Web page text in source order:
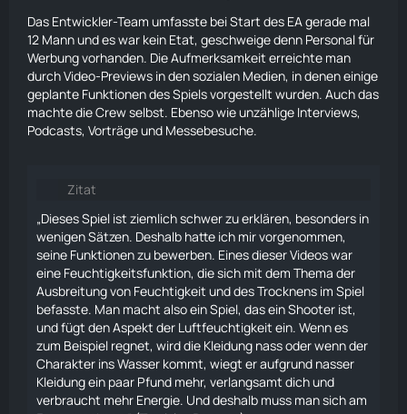
Das Entwickler-Team umfasste bei Start des EA gerade mal
12 Mann und es war kein Etat, geschweige denn Personal für
Werbung vorhanden. DieAufmerksamkeit erreichte man
durch Video-Previews in den sozialen Medien, in denen einige
geplante Funktionen des Spiels vorgestellt wurden. Auch das
machte die Crew selbst. Ebenso wie unzählige Interviews,
Podcasts, Vorträge und Messebesuche.
Zitat
„Dieses Spiel ist ziemlich schwer zu erklären, besonders in
wenigen Sätzen. Deshalb hatte ich mir vorgenommen,
seine Funktionen zu bewerben. Eines dieser Videos war
eine Feuchtigkeitsfunktion, die sich mit dem Thema der
Ausbreitung von Feuchtigkeit und des Trocknens im Spiel
befasste. Man macht also ein Spiel, das ein Shooter ist,
und fügt den Aspekt der Luftfeuchtigkeit ein. Wenn es
zum Beispiel regnet, wird die Kleidung nass oder wenn der
Charakter ins Wasser kommt, wiegt er aufgrund nasser
Kleidung ein paar Pfund mehr, verlangsamt dich und
verbraucht mehr Energie. Und deshalb muss man sich am